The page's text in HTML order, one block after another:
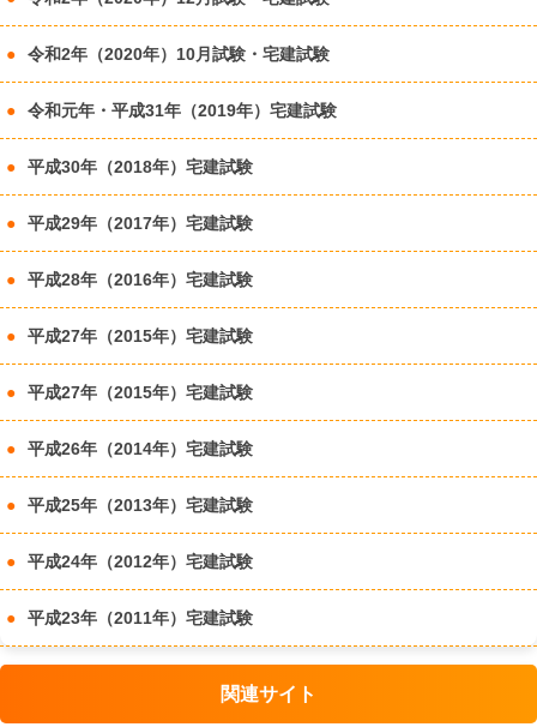
令和2年（2020年）10月試験・宅建試験
令和元年・平成31年（2019年）宅建試験
平成30年（2018年）宅建試験
平成29年（2017年）宅建試験
平成28年（2016年）宅建試験
平成27年（2015年）宅建試験
平成27年（2015年）宅建試験
平成26年（2014年）宅建試験
平成25年（2013年）宅建試験
平成24年（2012年）宅建試験
平成23年（2011年）宅建試験
関連サイト